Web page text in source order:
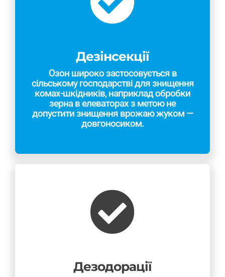
Дезінсекції
Озон широко застосовується в
сільському господарстві для знищення
комах-шкідників, наприклад обробки
зерна в елеваторах з метою не
допустити знищення врожаю жуком —
довгоносиком.
Дезодорації